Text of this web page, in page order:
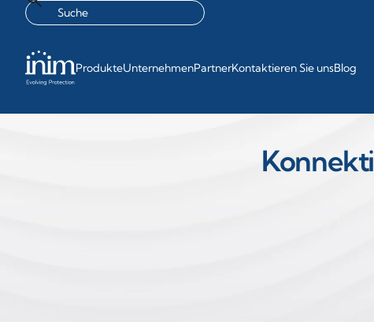
ProdukteUnternehmenPartnerKontaktieren Sie unsBlog